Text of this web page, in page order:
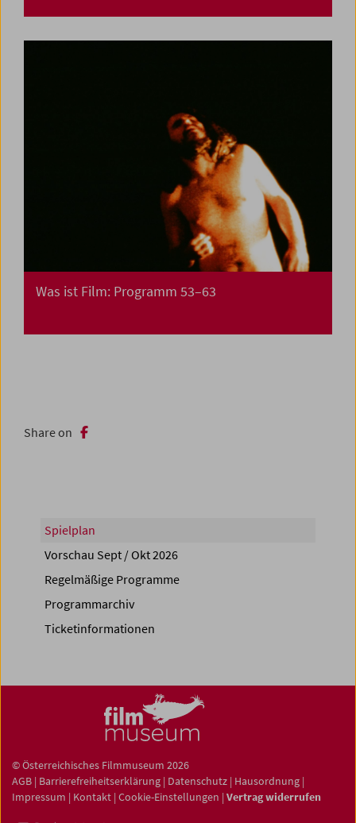
Was ist Film: Programm 53–63
Share on
Spielplan
Vorschau Sept / Okt 2026
Regelmäßige Programme
Programmarchiv
Ticketinformationen
© Österreichisches Filmmuseum 2026
AGB | Barrierefreiheitserklärung | Datenschutz | Hausordnung |
Impressum | Kontakt | Cookie-Einstellungen | Vertrag widerrufen